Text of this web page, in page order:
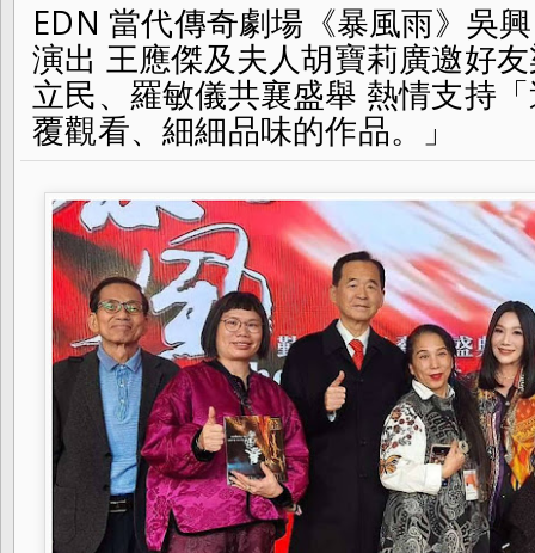
EDN 當代傳奇劇場《暴風雨》吳興國親率新一代演員再度演出 王應傑
輝、吳立民、羅敏儀共襄盛舉 熱情支持「這部戲曲是一部值得反覆觀看
EDN 當代傳奇劇場《暴風雨》吳
演出 王應傑及夫人胡寶莉廣邀好
立民、羅敏儀共襄盛舉 熱情支持
覆觀看、細細品味的作品。」